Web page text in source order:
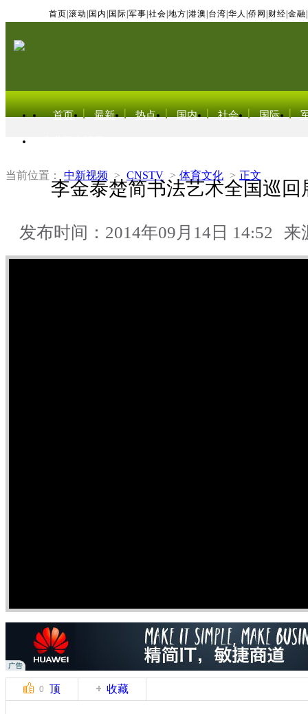
首页 滚动 国内 国际 军事 社会 地方 港澳 台湾 华人 侨网 财经 金融
首页 最新 热点 国内 社会 国际
当前位置： 中新视频 > CNSTV > 体育文化 > 正文
李金泰楚简书法艺术全国巡回
发布时间：2014年09月14日 14:52 来
0 顶 收藏